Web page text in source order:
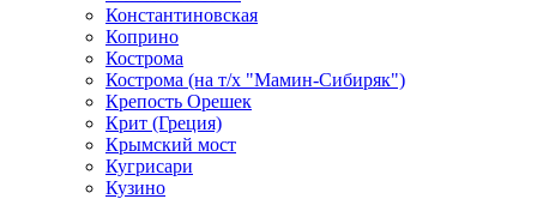
Константиновская
Коприно
Кострома
Кострома (на т/х "Мамин-Сибиряк")
Крепость Орешек
Крит (Греция)
Крымский мост
Кугрисари
Кузино